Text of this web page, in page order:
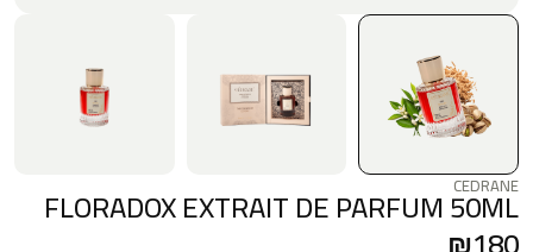
CEDRANE
FLORADOX EXTRAIT DE PARFUM 50ML